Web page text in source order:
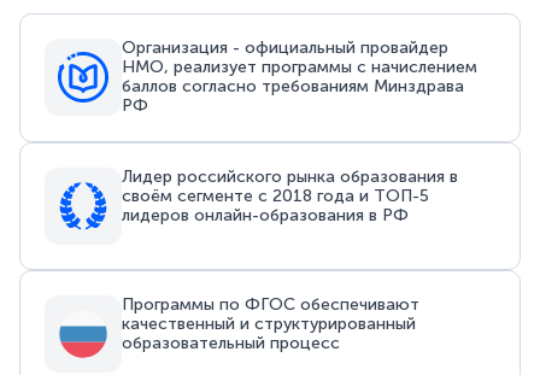
Организация - официальный провайдер
НМО, реализует программы с начислением
баллов согласно требованиям Минздрава
РФ
Лидер российского рынка образования в
своём сегменте с 2018 года и ТОП-5
лидеров онлайн-образования в РФ
Программы по ФГОС обеспечивают
качественный и структурированный
образовательный процесс